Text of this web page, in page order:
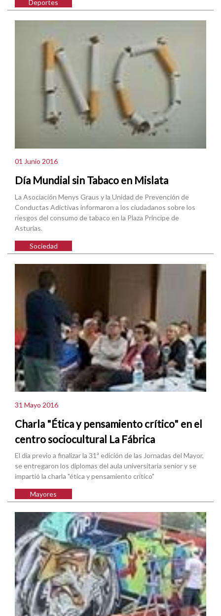
Deportes
01 Junio 2016
Día Mundial sin Tabaco en Mislata
La Asociación Menys Graus y la Unidad de Prevención de
Conductas Adictivas informaron a los ciudadanos sobre los
riesgos del consumo de tabaco en la Plaza Príncipe de
Asturias.
Sociedad
31 Mayo 2016
Charla "Ética y pensamiento crítico" en el
centro sociocultural La Fábrica
El día previo a finalizar la 31ª edición de las Jornadas del Mayor,
se entregaron los diplomas del aula universitaria senior y se
impartió la charla "ética y pensamiento crítico"
Mayores